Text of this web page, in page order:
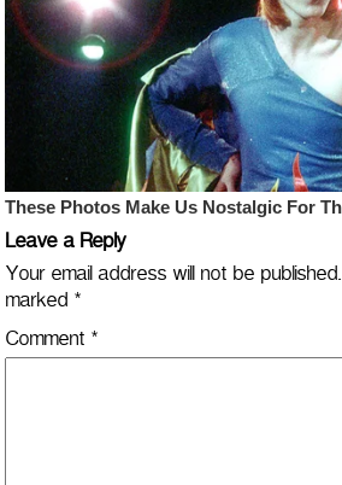
Leave a Reply
Your email address will not be published.
marked *
Comment *